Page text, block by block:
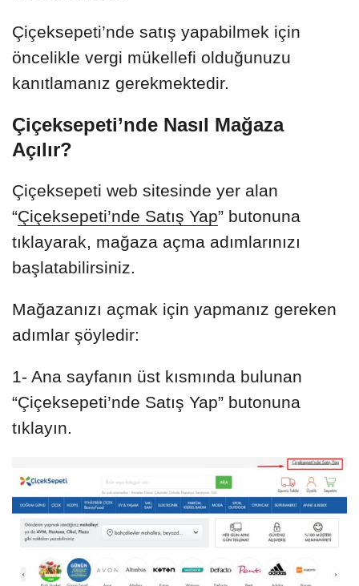
Çiçeksepeti’nde satış yapabilmek için
öncelikle vergi mükellefi olduğunuzu
kanıtlamanız gerekmektedir.
Çiçeksepeti’nde Nasıl Mağaza
Açılır?
Çiçeksepeti web sitesinde yer alan
“Çiçeksepeti’nde Satış Yap” butonuna
tıklayarak, mağaza açma adımlarınızı
başlatabilirsiniz.
Mağazanızı açmak için yapmanız gereken
adımlar şöyledir:
1- Ana sayfanın üst kısmında bulunan
“Çiçeksepeti’nde Satış Yap” butonuna
tıklayın.